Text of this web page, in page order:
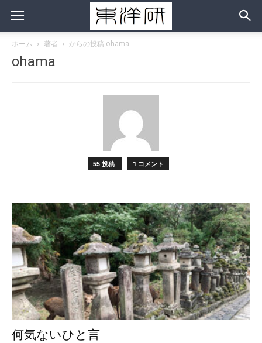
ホーム 著者 からの投稿 ohama
ohama
55 投稿 1 コメント
何気ないひと言